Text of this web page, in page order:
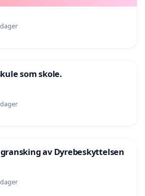
som skole.
av Dyrebeskyttelsen